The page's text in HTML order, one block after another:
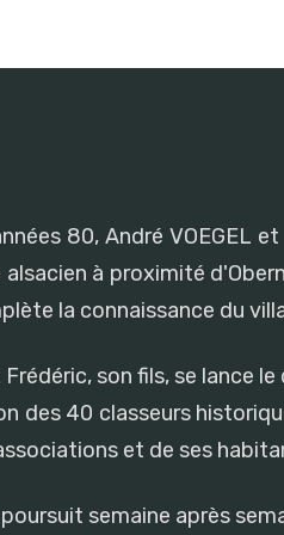
80, André VOEGEL
à proximité
la connaissance du
son fils, se
des 40 classeurs
et de ses
semaine après